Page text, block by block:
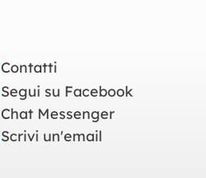
Contatti
Segui su Facebook
Chat Messenger
Scrivi un'email